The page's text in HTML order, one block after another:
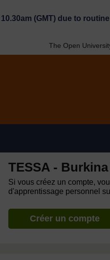
(GMT) due to
The Open
TESSA -
Si vous créez un compte,
d'apprentissage personnel
Créer un compte